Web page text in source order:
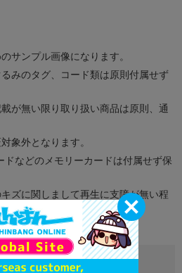
サンプル画像になります。
みのタグ、コード類は原則付属せず
が無い限り取り扱い商品は原則、通
象外となります。
ドなどのメモリーカードは付属せず保
ズに関しまして再生に支障が無い程
ます。